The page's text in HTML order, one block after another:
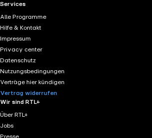
RTL+ useful links.
Services
Alle Programme
Hilfe & Kontakt
Impressum
Privacy center
Datenschutz
Nutzungsbedingungen
Verträge hier kündigen
Vertrag widerrufen
Wir sind RTL+
Über RTL+
Jobs
Presse